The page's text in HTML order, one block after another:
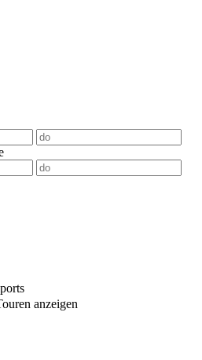
anzeigen